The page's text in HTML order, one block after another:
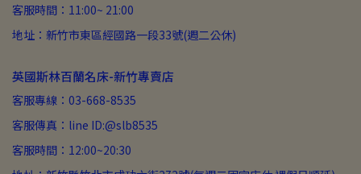
客服時間：11:00~ 21:00
地址：新竹市東區經國路一段33號(週二公休)
英國斯林百蘭名床-新竹專賣店
客服專線：03-668-8535
客服傳真：line ID:@slb8535
客服時間：12:00~20:30